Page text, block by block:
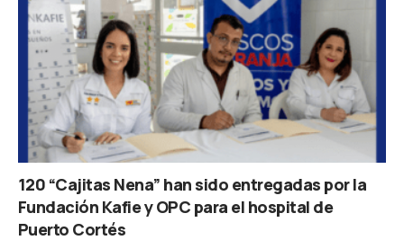
120 “Cajitas Nena” han sido entregadas por la
Fundación Kafie y OPC para el hospital de
Puerto Cortés